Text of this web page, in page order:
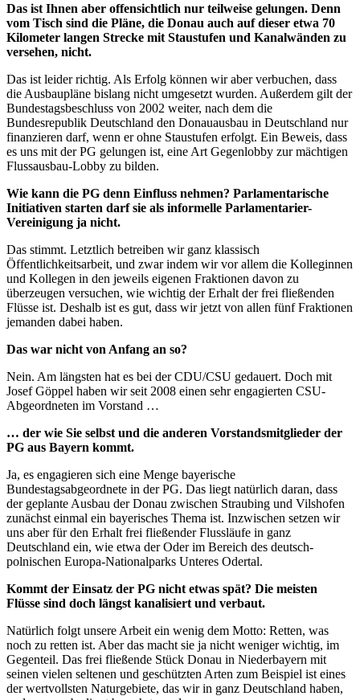
Das ist Ihnen aber offensichtlich nur teilweise gelungen. Denn
vom Tisch sind die Pläne, die Donau auch auf dieser etwa 70
Kilometer langen Strecke mit Staustufen und Kanalwänden zu
versehen, nicht.
Das ist leider richtig. Als Erfolg können wir aber verbuchen, dass
die Ausbaupläne bislang nicht umgesetzt wurden. Außerdem gilt der
Bundestagsbeschluss von 2002 weiter, nach dem die
Bundesrepublik Deutschland den Donauausbau in Deutschland nur
finanzieren darf, wenn er ohne Staustufen erfolgt. Ein Beweis, dass
es uns mit der PG gelungen ist, eine Art Gegenlobby zur mächtigen
Flussausbau-Lobby zu bilden.
Wie kann die PG denn Einfluss nehmen? Parlamentarische
Initiativen starten darf sie als informelle Parlamentarier-
Vereinigung ja nicht.
Das stimmt. Letztlich betreiben wir ganz klassisch
Öffentlichkeitsarbeit, und zwar indem wir vor allem die Kolleginnen
und Kollegen in den jeweils eigenen Fraktionen davon zu
überzeugen versuchen, wie wichtig der Erhalt der frei fließenden
Flüsse ist. Deshalb ist es gut, dass wir jetzt von allen fünf Fraktionen
jemanden dabei haben.
Das war nicht von Anfang an so?
Nein. Am längsten hat es bei der CDU/CSU gedauert. Doch mit
Josef Göppel haben wir seit 2008 einen sehrengagierten CSU-
Abgeordneten im Vorstand …
… der wie Sie selbst und die anderen Vorstandsmitglieder der
PG aus Bayern kommt.
Ja, es engagieren sich eine Menge bayerische
Bundestagsabgeordnete in der PG. Das liegt natürlich daran, dass
der geplante Ausbau der Donau zwischen Straubing und Vilshofen
zunächst einmal ein bayerisches Thema ist. Inzwischen setzen wir
uns aber für den Erhalt frei fließender Flussläufe in ganz
Deutschland ein, wie etwa der Oder im Bereich des deutsch-
polnischen Europa-Nationalparks Unteres Odertal.
Kommt der Einsatz der PG nicht etwas spät? Die meisten
Flüsse sind doch längst kanalisiert und verbaut.
Natürlich folgt unsere Arbeit ein wenig dem Motto: Retten, was
noch zu retten ist. Aber das macht sie ja nicht weniger wichtig, im
Gegenteil. Das frei fließende Stück Donau in Niederbayern mit
seinen vielen seltenen und geschützten Arten zum Beispiel ist eines
der wertvollsten Naturgebiete, das wir in ganz Deutschland haben,